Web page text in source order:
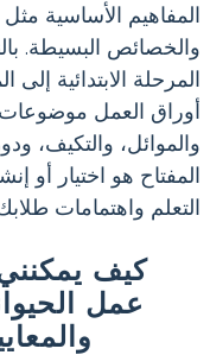
المفاهيم الأساسية
والخصائص البسيطة.
المرحلة الابتدائية
أوراق العمل موضوعات
والموائل، والتكيف،
المفتاح هو اختيار أو
التعلم واهتمامات
كيف
عمل